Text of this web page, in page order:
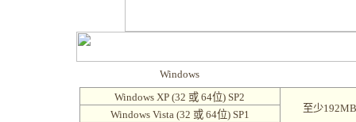
Windows
Windows XP (32 或 64位) SP2
至少
Windows Vista (32 或 64位) SP1